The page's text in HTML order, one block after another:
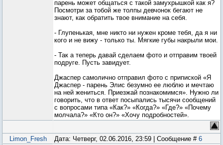
парень может общаться с такой замухрышкой как я?
Посмотри за тобой же толпы девчонок бегают не
знают, как обратить твое внимание на себя.
- Глупенькая, мне никто ни нужен кроме тебя, да я ни
кого и не вижу - только ты. Мягкие губы накрыли мои.
- Так а теперь давай сделаем фото и отправим твоей
подруге. Пусть завидует.
Джаспер самолично отправил фото с припиской «Я
Джаспер - парень Элис безумно ее люблю и мечтаю
на ней жениться. Приезжай познакомимся». Нужно ли
говорить, что в ответ посыпались тысячи сообщений
с вопросами типа «Как?» «Когда?» «Где?» «Почему
молчала?» «Кто он?» «Хочу подробностей».
Limon_Fresh Дата: Четверг, 02.06.2016, 23:59 | Сообщение # 6